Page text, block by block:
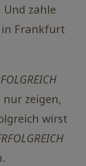
zahle
Frankfurt
zeigen,
wirst